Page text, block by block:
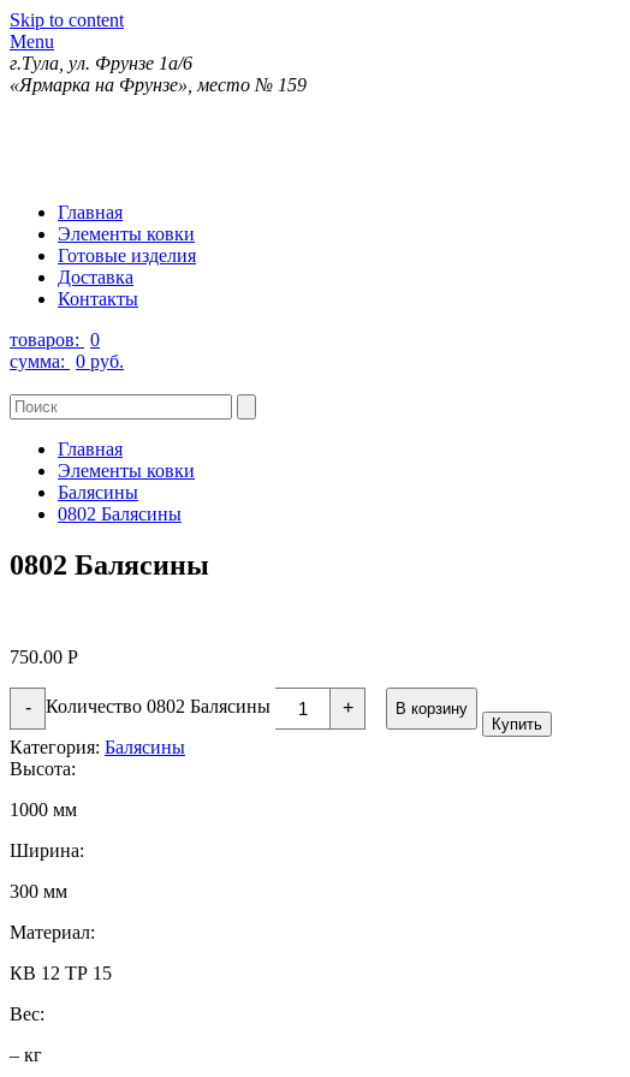
Skip to content
Menu
г.Тула, ул. Фрунзе 1а/6
«Ярмарка на Фрунзе», место № 159
Главная
Элементы ковки
Готовые изделия
Доставка
Контакты
товаров: 0
сумма: 0 руб.
Главная
Элементы ковки
Балясины
0802 Балясины
0802 Балясины
750.00 Р
- Количество 0802 Балясины +
В корзину
Купить
Категория: Балясины
Высота:
1000 мм
Ширина:
300 мм
Материал:
КВ 12 ТР 15
Вес:
– кг